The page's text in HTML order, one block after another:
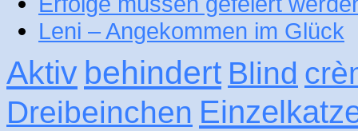
Leni – Angekommen im Glück
Aktiv behindert Blind
Dreibeinchen